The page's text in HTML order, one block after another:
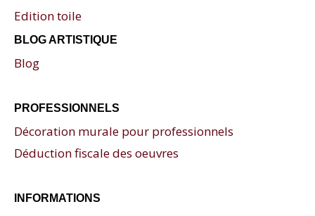
Edition toile
BLOG ARTISTIQUE
Blog
PROFESSIONNELS
Décoration murale pour professionnels
Déduction fiscale des oeuvres
INFORMATIONS